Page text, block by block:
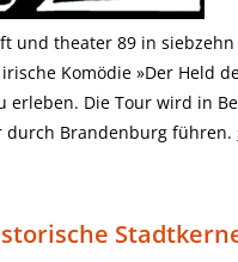
und theater 89 in
Komödie »Der Held
erleben. Die Tour wird in
durch Brandenburg führen.